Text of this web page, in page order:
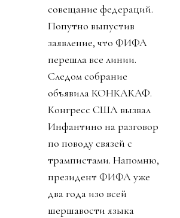
совещание федераций.
Попутно выпустив
заявление, что ФИФА
перешла все линии.
Следом собрание
объявила КОНКАКАФ.
Конгресс США вызвал
Инфантино на разговор
по поводу связей с
трампистами. Напомню,
президент ФИФА уже
два года изо всей
шершавости языка